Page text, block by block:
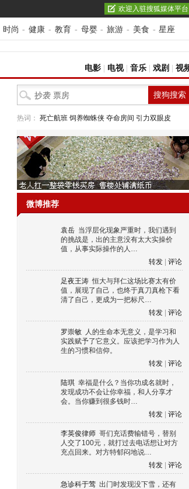
欢迎入驻搜狐媒体平台
时尚 - 健康 - 教育 - 母婴 - 旅游 - 美食 - 星座
电影 电视| 音乐 戏剧 视
热词： 死亡航班 饲养蜘蛛侠 夺命房间 引力双眼皮
微博推荐
袁岳 当浮层化现象严重时，我们遇到
的挑战是，出的主意没有太大实操价
值，从事实际操作的人…
转发
评论
足夜王涛 恒大与拜仁这场比赛太有价
值，展现了自己，也终于真刀真枪下看
清了自己，更成为一把标尺…
转发
评论
罗崇敏 人的生命本无意义，是学习和
实践赋予了它意义。应该把学习作为人
生的习惯和信仰。
转发
评论
陆琪 幸福是什么？当你功成名就时，
发现成功不会让你幸福，和人分享才
会。当你赚到很多钱时…
转发
评论
李英俊律师 哥们充话费输错号，替别
人交了100元，就打过去电话想让对方
充点回来。对方特郁闷地说…
转发
评论
急诊科于莺 出门时发现没下雪，还有